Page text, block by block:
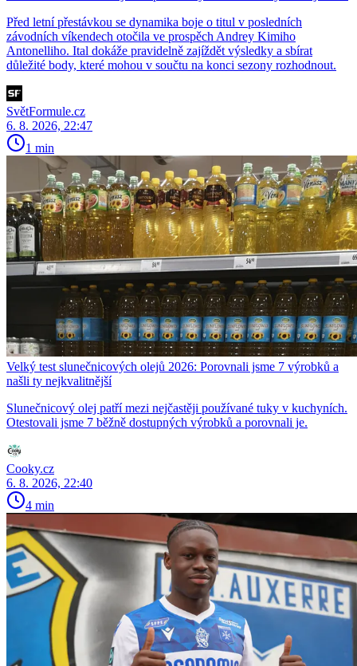
Před letní přestávkou se dynamika boje o titul v posledních
závodních víkendech otočila ve prospěch Andrey Kimiho
Antonelliho. Ital dokáže pravidelně zajíždět výsledky a sbírat
důležité body, které mohou v součtu na konci sezony rozhodnout.
SvětFormule.cz
6. 8. 2026, 22:47
1 min
Velký test slunečnicových olejů 2026: Porovnali jsme 7 výrobků a
našli ty nejkvalitnější
Slunečnicový olej patří mezi nejčastěji používané tuky v kuchyních.
Otestovali jsme 7 běžně dostupných výrobků a porovnali je.
Cooky.cz
6. 8. 2026, 22:40
4 min